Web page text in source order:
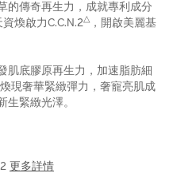
的傳奇再生力，成就專利成分
煥啟力C.C.N.2△ ，開啟美麗基
肌底膠原再生力，加速脂肪細
現奢華緊緻彈力，奢寵亮肌成
生緊緻光澤。
更多詳情